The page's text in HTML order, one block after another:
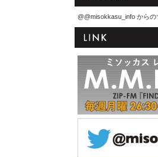
@@misokkasu_info からの